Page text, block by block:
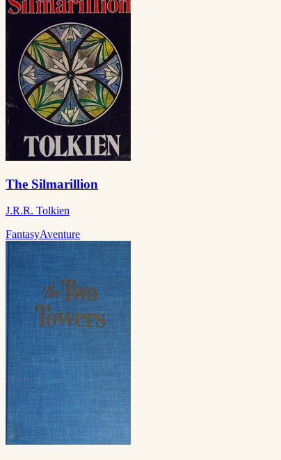
The Silmarillion
J.R.R. Tolkien
FantasyAventure